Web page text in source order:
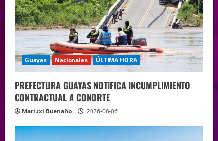
Guayas Nacionales ÚLTIMA HORA
PREFECTURA GUAYAS NOTIFICA INCUMPLIMIENTO
CONTRACTUAL A CONORTE
Mariuxi Buenaño 2026-08-06